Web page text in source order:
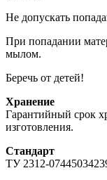
Не допускать
При попадании
мылом.
Беречь от детей!
Хранение
Гарантийный срок
изготовления.
Стандарт
ТУ 2312-